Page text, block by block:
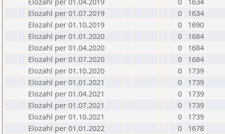
Elozahl per 01.07.2019
0
1634
Elozahl per 01.10.2019
0
1690
Elozahl per 01.01.2020
0
1684
Elozahl per 01.04.2020
0
1684
Elozahl per 01.07.2020
0
1684
Elozahl per 01.10.2020
0
1739
Elozahl per 01.01.2021
0
1739
Elozahl per 01.04.2021
0
1739
Elozahl per 01.07.2021
0
1739
Elozahl per 01.10.2021
0
1739
Elozahl per 01.01.2022
0
1678